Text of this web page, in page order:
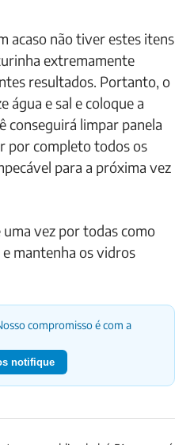
acaso não tiver estes itens
extremamente
resultados. Portanto, o
água e sal e coloque a
conseguirá limpar panela
por completo todos os
para a próxima vez
uma vez por todas como
mantenha os vidros
compromisso é com a
notifique